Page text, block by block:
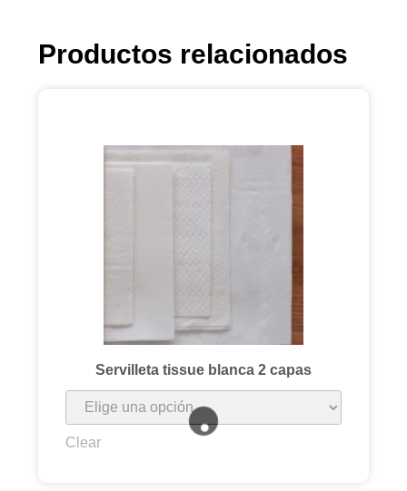
Productos relacionados
Servilleta tissue blanca 2 capas
Clear